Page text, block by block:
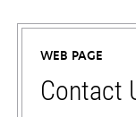
WEB PAGE
Contact